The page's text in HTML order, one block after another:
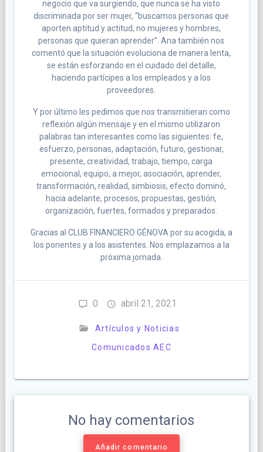
negocio que va surgiendo, que nunca se ha visto
discriminada por ser mujer, “buscamos personas que
aporten aptitud y actitud, no mujeres y hombres,
personas que quieran aprender”. Ana también nos
comentó que la situación evoluciona de manera lenta,
se están esforzando en el cuidado del detalle,
haciendo partícipes a los empleados y a los
proveedores.
Y por último les pedimos que nos transmitieran como
reflexión algún mensaje y en el mismo utilizaron
palabras tan interesantes como las siguientes: fe,
esfuerzo, personas, adaptación, futuro, gestionar,
presente, creatividad, trabajo, tiempo, carga
emocional, equipo, a mejor, asociación, aprender,
transformación, realidad, simbiosis, efecto dominó,
hacia adelante, procesos, propuestas, gestión,
organización, fuertes, formados y preparados.
Gracias al CLUB FINANCIERO GÉNOVA por su acogida, a
los ponentes y a los asistentes. Nos emplazamos a la
próxima jornada.
0 abril 21, 2021
Artículos y Noticias
Comunicados AEC
No hay comentarios
Añadir comentario